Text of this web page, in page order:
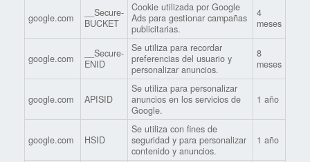
google.com
__Secure-
BUCKET
Cookie utilizada por Google
Ads para gestionar campañas
publicitarias.
4
meses
google.com
__Secure-
ENID
Se utiliza para recordar
preferencias del usuario y
personalizar anuncios.
8
meses
google.com APISID
Se utiliza para personalizar
anuncios en los servicios de
Google.
1 año
google.com HSID
Se utiliza con fines de
seguridad y para personalizar
contenido y anuncios.
1 año